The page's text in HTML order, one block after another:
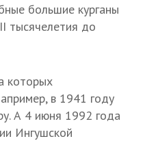
большие курганы
тысячелетия до
которых
в 1941 году
А 4 июня 1992 года
Ингушской